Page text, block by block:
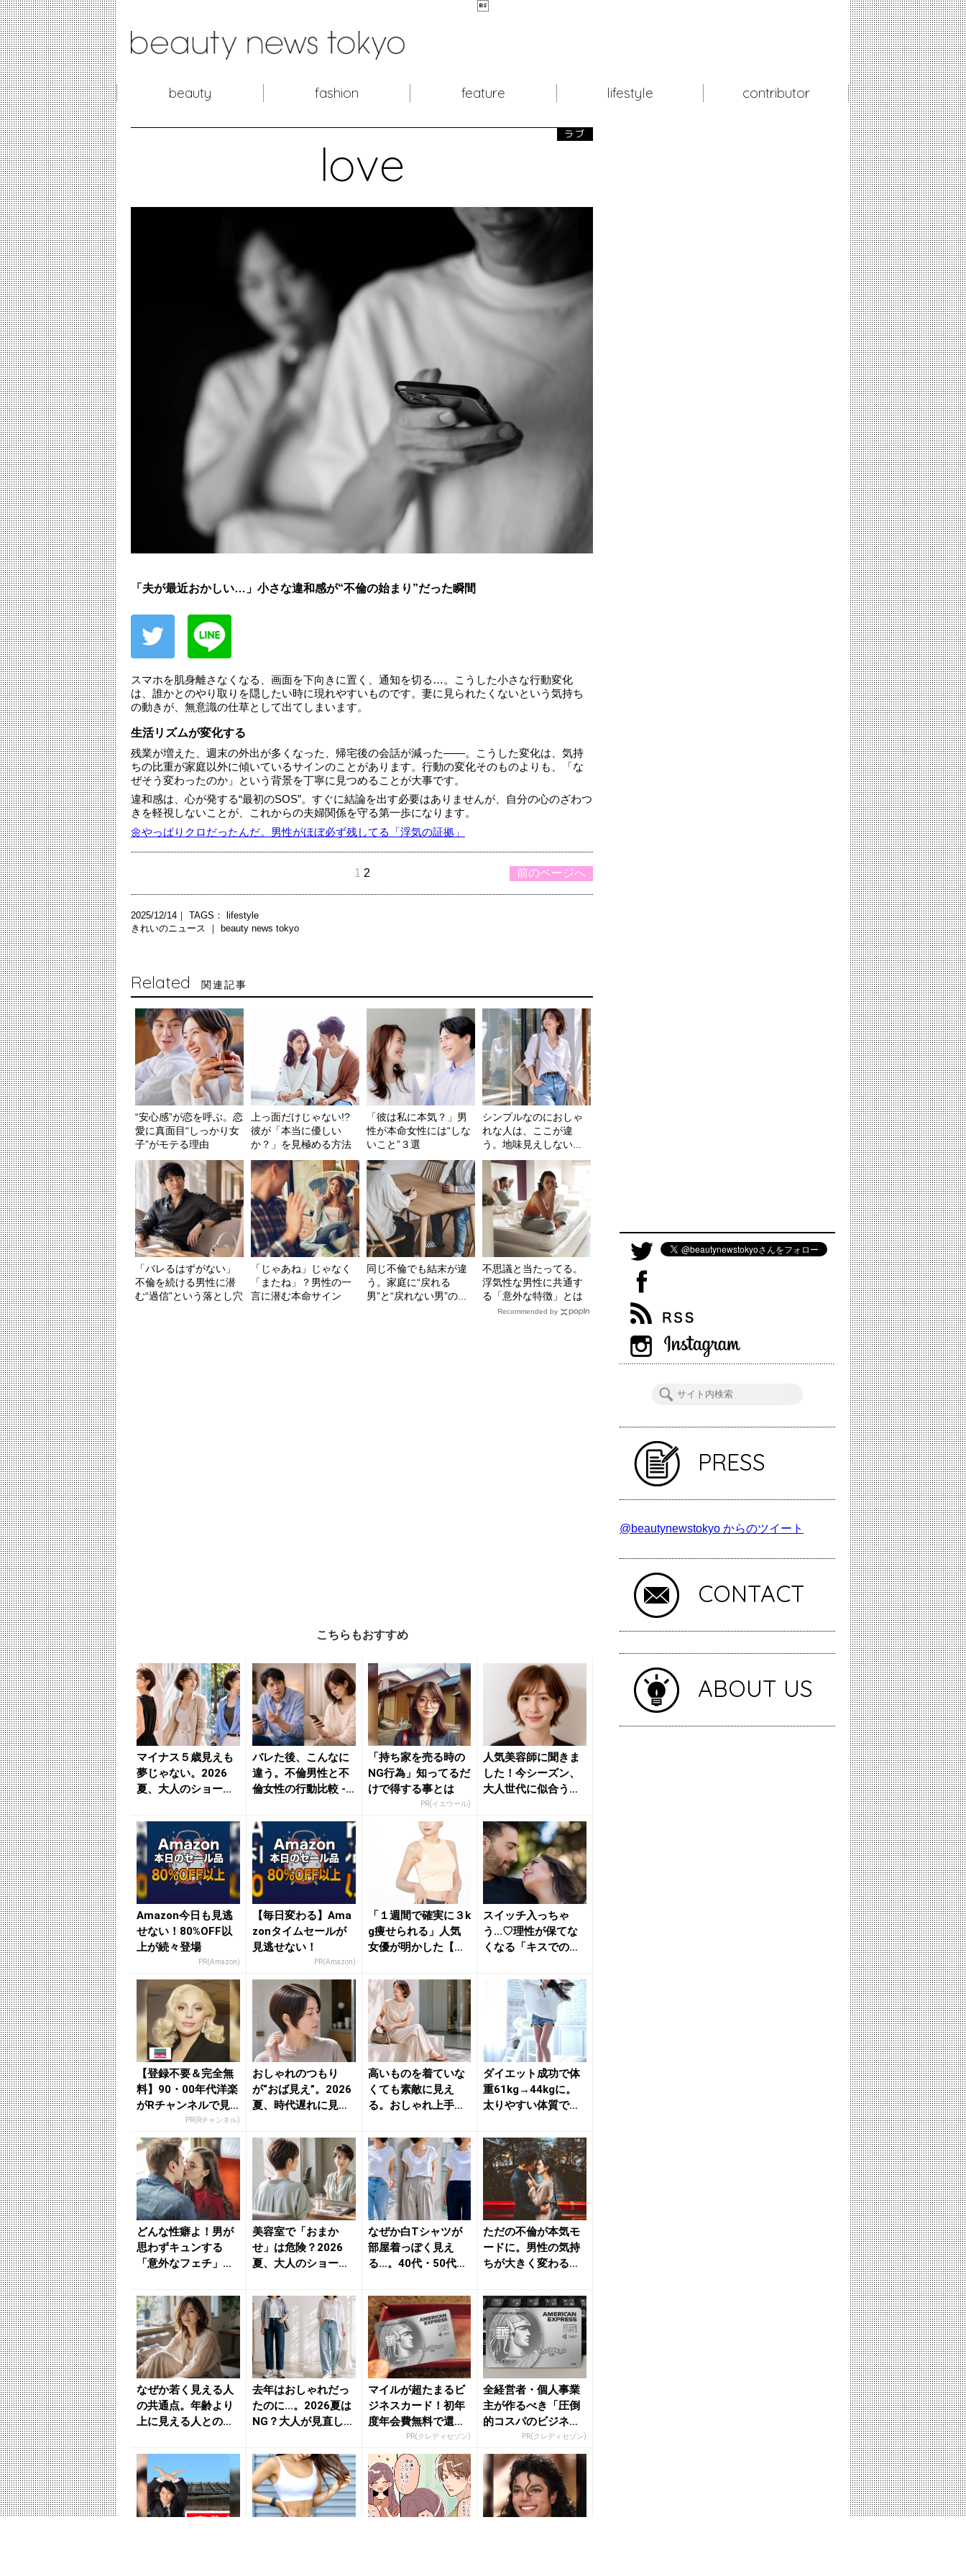

beauty fashion feature lifestyle contributor
love
ラブ
「夫が最近おかしい…」小さな違和感が“不倫の始まり”だった瞬間
スマホを肌身離さなくなる、画面を下向きに置く、通知を切る…。こうした小さな行動変化
は、誰かとのやり取りを隠したい時に現れやすいものです。妻に見られたくないという気持ち
の動きが、無意識の仕草として出てしまいます。
生活リズムが変化する
残業が増えた、週末の外出が多くなった、帰宅後の会話が減った——。こうした変化は、気持
ちの比重が家庭以外に傾いているサインのことがあります。行動の変化そのものよりも、「な
ぜそう変わったのか」という背景を丁寧に見つめることが大事です。
違和感は、心が発する“最初のSOS”。すぐに結論を出す必要はありませんが、自分の心のざわつ
きを軽視しないことが、これからの夫婦関係を守る第一歩になります。
🌼やっぱりクロだったんだ。男性がほぼ必ず残してる「浮気の証拠」
前のページへ
1 2
2025/12/14｜ TAGS：
lifestyle
きれいのニュース ｜
beauty news tokyo
Related 関連記事
“安心感”が恋を呼ぶ。恋
愛に真面目“しっかり女
子”がモテる理由
上っ面だけじゃない!?
彼が「本当に優しい
か？」を見極める方法
「彼は私に本気？」男
性が本命女性には“しな
いこと”３選
シンプルなのにおしゃ
れな人は、ここが違
う。地味見えしない...
「バレるはずがない」
不倫を続ける男性に潜
む“過信”という落とし穴
「じゃあね」じゃなく
「またね」？男性の一
言に潜む本命サイン
同じ不倫でも結末が違
う。家庭に“戻れる
男”と“戻れない男”の...
不思議と当たってる。
浮気性な男性に共通す
る「意外な特徴」とは
Recommended by
こちらもおすすめ
マイナス５歳見えも
夢じゃない。2026
夏、大人のショート
れ...
バレた後、こんなに
違う。不倫男性と不
倫女性の行動比較 -
be...
「持ち家を売る時の
NG行為」知ってるだ
けで得する事とは
PR(イエウール)
人気美容師に聞きま
した！今シーズン、
大人世代に似合う
ヘア】３選...
Amazon今日も見逃
せない！80%OFF以
上が続々登場
PR(Amazon)
【毎日変わる】Ama
zonタイムセールが
見逃せない！
PR(Amazon)
「１週間で確実に３k
g痩せられる」人気
女優が明かした【簡
ツ -...
スイッチ入っちゃ
う...♡理性が保てな
くなる「キスでの喘
い...
【登録不要＆完全無
料】90・00年代洋楽
がRチャンネルで見
PR(Rチャンネル)
おしゃれのつもり
が“おば見え”。2026
夏、時代遅れに見ら
ヘア...
高いものを着ていな
くても素敵に見え
る。おしゃれ上手な
習慣 - ...
ダイエット成功で体
重61kg→44kgに。
太りやすい体質でも
プ】...
どんな性癖よ！男が
思わずキュンする
「意外なフェチ」と
ス｜b...
美容室で「おまか
せ」は危険？2026
夏、大人のショート
のこと ...
なぜか白Tシャツが
部屋着っぽく見え
る…。40代・50代が
イン...
ただの不倫が本気モ
ードに。男性の気持
ちが大きく変わる
ニュー...
なぜか若く見える人
の共通点。年齢より
上に見える人との差
き...
去年はおしゃれだっ
たのに…。2026夏は
NG？大人が見直した
イ...
マイルが超たまるビ
ジネスカード！初年
度年会費無料で還元
率最大1.125%PR(クレディセゾン)
全経営者・個人事業
主が作るべき「圧倒
的コスパのビジネス
カード」PR(クレディセゾン)
PRESS
@beautynewstokyo からのツイート
CONTACT
ABOUT US